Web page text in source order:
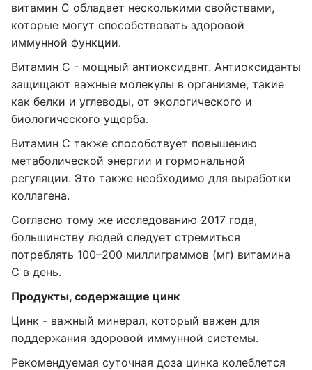
витамин С обладает несколькими свойствами,
которые могут способствовать здоровой
иммунной функции.
Витамин С - мощный антиоксидант. Антиоксиданты
защищают важные молекулы в организме, такие
как белки и углеводы, от экологического и
биологического ущерба.
Витамин С также способствует повышению
метаболической энергии и гормональной
регуляции. Это также необходимо для выработки
коллагена.
Согласно тому же исследованию 2017 года,
большинству людей следует стремиться
потреблять 100–200 миллиграммов (мг) витамина
С в день.
Продукты, содержащие цинк
Цинк - важный минерал, который важен для
поддержания здоровой иммунной системы.
Рекомендуемая суточная доза цинка колеблется